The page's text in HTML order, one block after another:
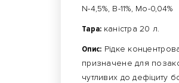
N-4,5%, B-11%, Mo-0,04%
Тара: каністра 20 л.
Опис: Рідке
призначене для
чутливих до дефіциту